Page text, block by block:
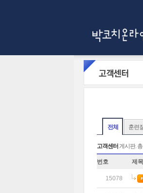
전체 훈련
고객센터 게시판. 총
번호 제목
15078